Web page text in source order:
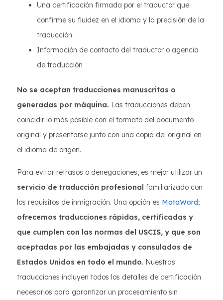
Una certificación firmada por el traductor que
confirme su fluidez en el idioma y la precisión de la
traducción.
Información de contacto del traductor o agencia
de traducción
No se aceptan traducciones manuscritas o
generadas por máquina. Las traducciones deben
coincidir lo más posible con el formato del documento
original y presentarse junto con una copia del original en
el idioma de origen.
Para evitar retrasos o denegaciones, es mejor utilizar un
servicio de traducción profesional familiarizado con
los requisitos de inmigración. Una opción es MotaWord;
ofrecemos traducciones rápidas, certificadas y
que cumplen con las normas del USCIS, y que son
aceptadas por las embajadas y consulados de
Estados Unidos en todo el mundo. Nuestras
traducciones incluyen todos los detalles de certificación
necesarios para garantizar un procesamiento sin